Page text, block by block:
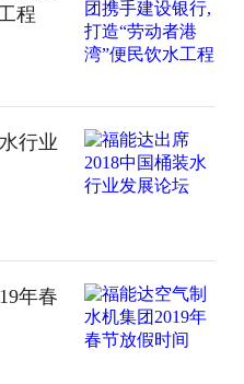
程
行业
年春